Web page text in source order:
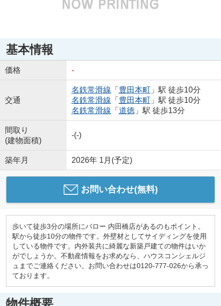
基本情報
価格 -
交通
名鉄常滑線 「 豊田本町」駅 徒歩10分
名鉄常滑線 「 豊田本町」駅 徒歩10分
名鉄常滑線 「 道徳」駅 徒歩13分
間取り
(建物面積)
-(-)
築年月 2026年 1月(予定)
お問い合わせ(無料)
歩いて徒歩3分の場所にバロー 内田橋店があるのもポイント。
駅から徒歩10分の物件です。外壁材としてサイディングを使用
している物件です。内外装共に綺麗な新築戸建ての物件はいか
がでしょうか。不動産情報をお求めなら、ハウスコンシェルジ
ュまでご連絡ください。お問い合わせは0120-777-026から承っ
ております。